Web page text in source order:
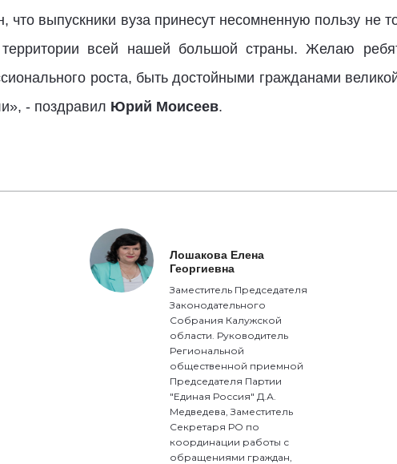
что выпускники вуза принесут несомненную пользу не
всей нашей большой страны. Желаю
роста, быть достойными гражданами
- поздравил Юрий Моисеев.
Лошакова Елена
Георгиевна
Заместитель Председателя
Законодательного
Собрания Калужской
области. Руководитель
Региональной
общественной приемной
Председателя Партии
"Единая Россия" Д.А.
Медведева, Заместитель
Секретаря РО по
координации работы с
обращениями граждан,